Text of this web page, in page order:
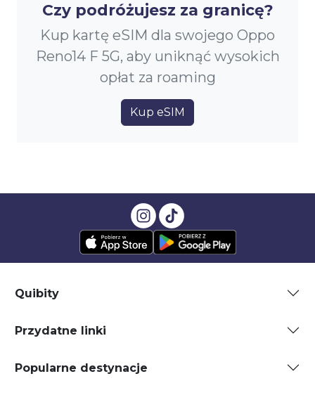
Czy podróżujesz za granicę?
Kup kartę eSIM dla swojego Oppo
Reno14 F 5G, aby uniknąć wysokich
opłat za roaming
Kup eSIM
Quibity
Przydatne linki
Popularne destynacje